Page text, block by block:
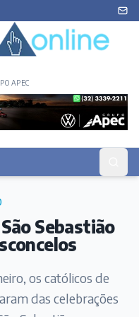
APEC
Sebastião
os católicos de
das celebrações